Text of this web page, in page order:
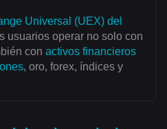
Universal (UEX) del
usuarios operar no solo con
con activos financieros
, oro, forex, índices y